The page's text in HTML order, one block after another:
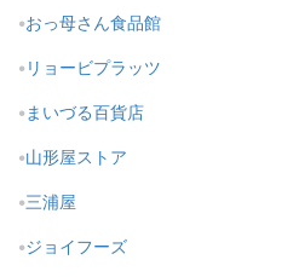
おっ母さん食品館
リョービプラッツ
まいづる百貨店
山形屋ストア
三浦屋
ジョイフーズ